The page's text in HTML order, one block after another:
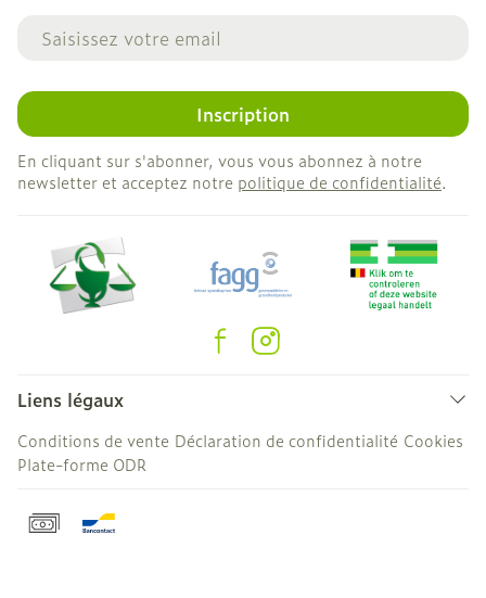
Adresse mail
Inscription
En cliquant sur s'abonner, vous vous abonnez à notre
newsletter et acceptez notre politique de confidentialité.
Liens légaux
Conditions de vente Déclaration de confidentialité Cookies
Plate-forme ODR